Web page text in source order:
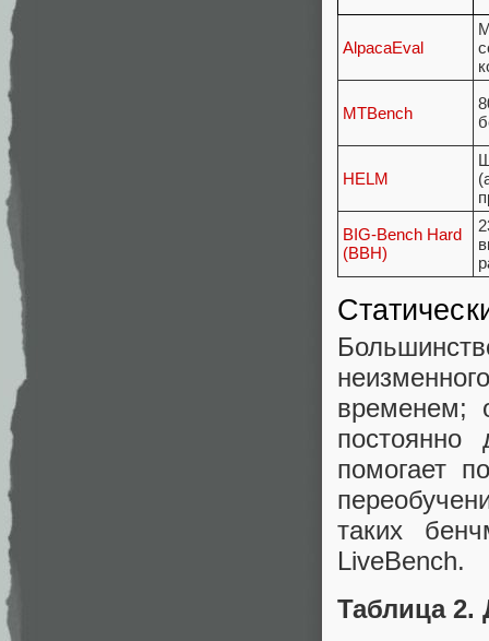
AlpacaEval
MTBench
HELM
BIG-Bench Hard
(BBH)
временем;
помогает
таких
LiveBench.
Таблица 2.